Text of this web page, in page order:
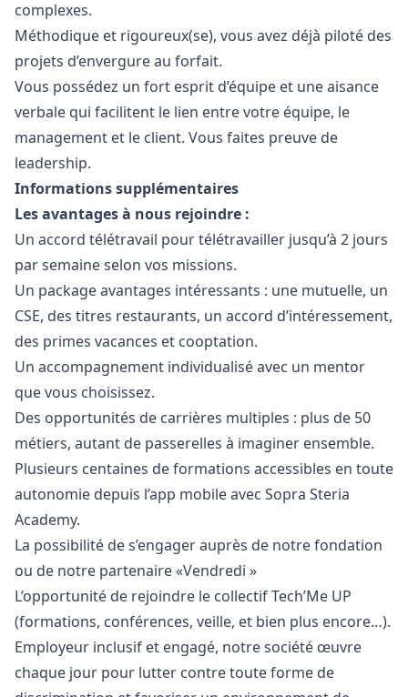
complexes.
Méthodique et rigoureux(se), vous avez déjà piloté des
projets d’envergure au forfait.
Vous possédez un fort esprit d’équipe et une aisance
verbale qui facilitent le lien entre votre équipe, le
management et le client. Vous faites preuve de
leadership.
Informations supplémentaires
Les avantages à nous rejoindre :
Un accord télétravail pour télétravailler jusqu’à 2 jours
par semaine selon vos missions.
Un package avantages intéressants : une mutuelle, un
CSE, des titres restaurants, un accord d’intéressement,
des primes vacances et cooptation.
Un accompagnement individualisé avec un mentor
que vous choisissez.
Des opportunités de carrières multiples : plus de 50
métiers, autant de passerelles à imaginer ensemble.
Plusieurs centaines de formations accessibles en toute
autonomie depuis l’app mobile avec Sopra Steria
Academy.
La possibilité de s’engager auprès de notre fondation
ou de notre partenaire «Vendredi »
L’opportunité de rejoindre le collectif Tech’Me UP
(formations, conférences, veille, et bien plus encore…).
Employeur inclusif et engagé, notre société œuvre
chaque jour pour lutter contre toute forme de